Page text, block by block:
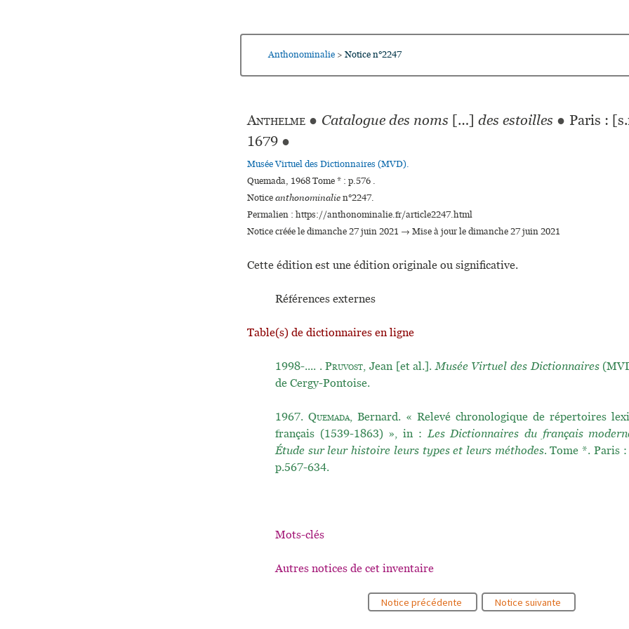
Anthonominalie > Notice n°2247
Anthelme ● Catalogue des noms […] des estoilles ● Paris :
1679 ●
Musée Virtuel des Dictionnaires (MVD).
Quemada, 1968 Tome * : p.576 .
Noticeanthonominalien°2247.
Permalien : https://anthonominalie.fr/article2247.html
Notice créée le dimanche 27 juin 2021 → Mise à jour le dimanche 27 juin 2021
Cette édition est une édition originale ou significative.
Références externes
Table(s) de dictionnaires en ligne
1998-.... .Pruvost, Jean [et al.].Musée Virtuel des Dictionnaires
de Cergy-Pontoise.
1967. Quemada, Bernard. « Relevé chronologique de répertoires
français (1539-1863) », in :Les Dictionnaires du français
Étude sur leur histoire leurs types et leurs méthodes. Tome *. Paris
p.567-634.
Mots-clés
Autres notices de cet inventaire
Notice précédente Notice suivante